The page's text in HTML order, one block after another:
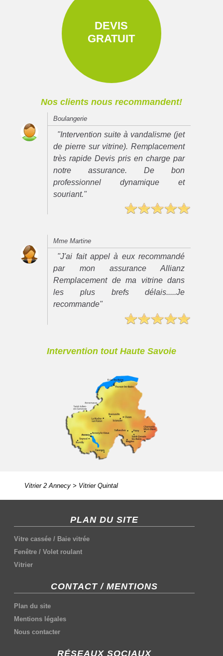
DEVIS
GRATUIT
Nos clients nous recommandent!
Boulangerie
"Intervention suite à vandalisme (jet
de pierre sur vitrine). Remplacement
très rapide Devis pris en charge par
notre assurance. De bon
professionnel dynamique et
souriant."
Mme Martine
"J'ai fait appel à eux recommandé
par mon assurance Allianz
Remplacement de ma vitrine dans
les plus brefs délais.....Je
recommande"
Intervention tout Haute Savoie
Vitrier 2 Annecy> Vitrier Quintal
PLAN DU SITE
Vitre cassée / Baie vitrée
Fenêtre /Volet roulant
Vitrier
CONTACT / MENTIONS
Plan du site
Mentions légales
Nous contacter
RÉSEAUX SOCIAUX